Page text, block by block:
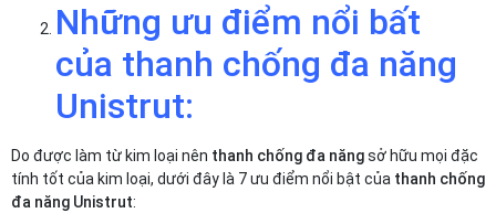
Những ưu điểm nổi bất
của thanh chống đa năng
Unistrut:
Do được làm từ kim loại nên thanh chống đa năngsở hữu mọi đặc
tính tốt của kim loại, dưới đây là 7 ưu điểm nổi bật của thanh chống
đa năng Unistrut: